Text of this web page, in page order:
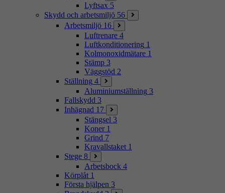
Lyftsax 5
Skydd och arbetsmiljö 56
Arbetsmiljö 16
Luftrenare 4
Luftkonditionering 1
Kolmonoxidmätare 1
Stämp 3
Väggstöd 2
Ställning 4
Aluminiumställning 3
Fallskydd 3
Inhägnad 17
Stängsel 3
Koner 1
Grind 7
Kravallstaket 1
Stege 8
Arbetsbock 4
Körplåt 1
Första hjälpen 3